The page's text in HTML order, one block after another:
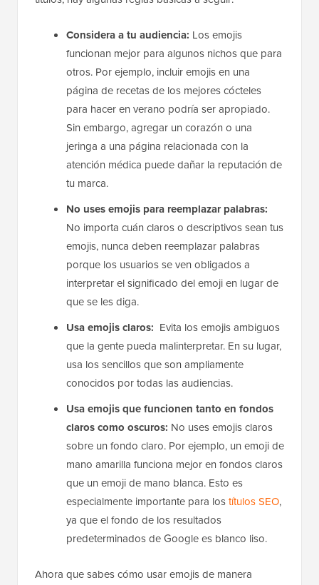
Considera a tu audiencia: Los emojis
funcionan mejor para algunos nichos que para
otros. Por ejemplo, incluir emojis en una
página de recetas de los mejores cócteles
para hacer en verano podría ser apropiado.
Sin embargo, agregar un corazón o una
jeringa a una página relacionada con la
atención médica puede dañar la reputación de
tu marca.
No uses emojis para reemplazar palabras:
No importa cuán claros o descriptivos sean tus
emojis, nunca deben reemplazar palabras
porque los usuarios se ven obligados a
interpretar el significado del emoji en lugar de
que se les diga.
Usa emojis claros: Evita los emojis ambiguos
que la gente pueda malinterpretar. En su lugar,
usa los sencillos que son ampliamente
conocidos por todas las audiencias.
Usa emojis que funcionen tanto en fondos
claros como oscuros: No uses emojis claros
sobre un fondo claro. Por ejemplo, un emoji de
mano amarilla funciona mejor en fondos claros
que un emoji de mano blanca. Esto es
especialmente importante para lostítulos SEO,
ya que el fondo de los resultados
predeterminados de Google es blanco liso.
Ahora que sabes cómo usar emojis de manera